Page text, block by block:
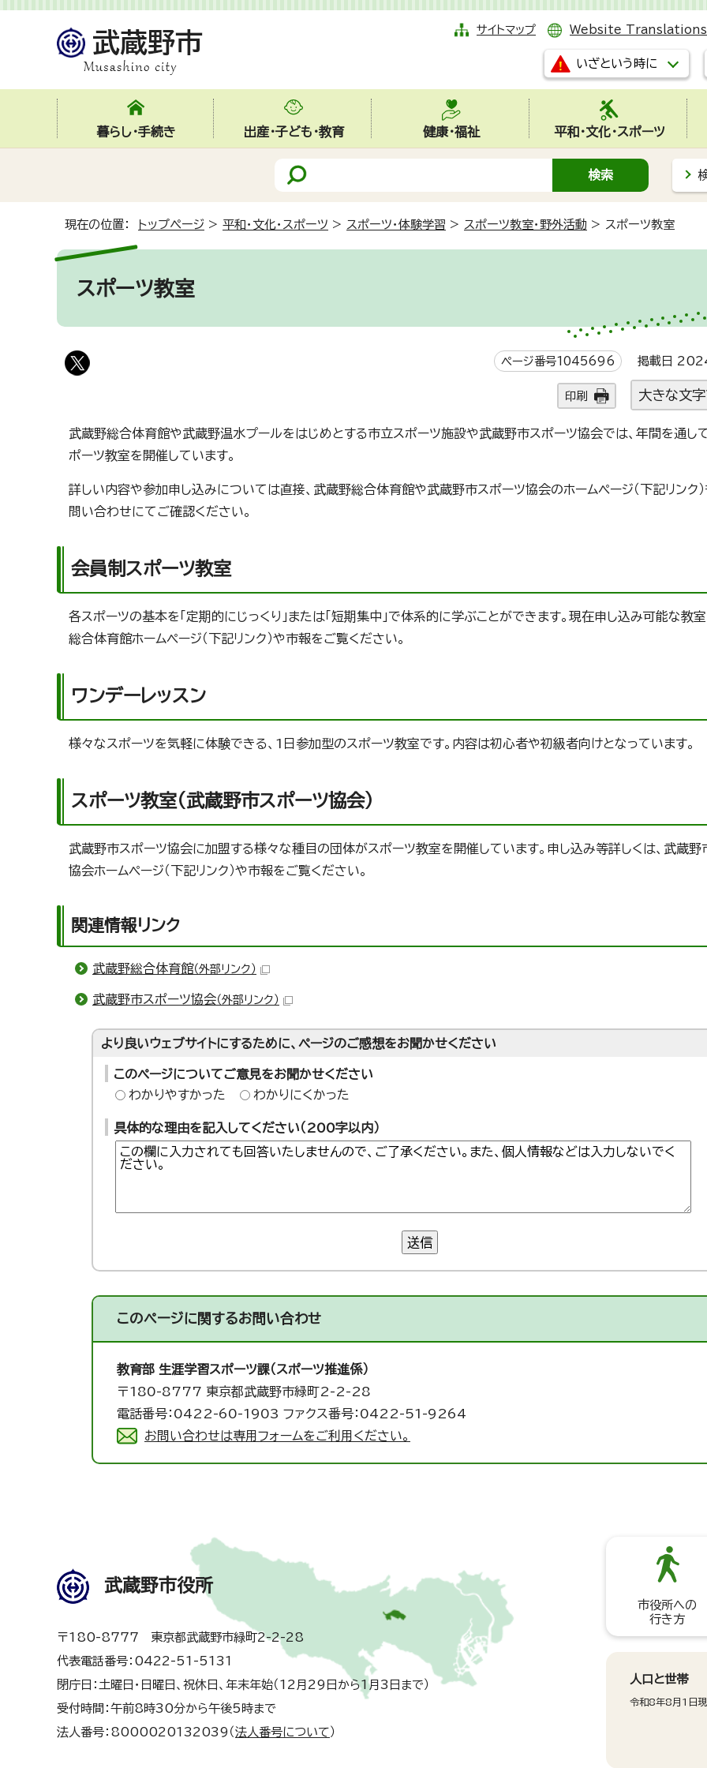
サイトマップ Website Translations
いざという時に
暮らし・手続き 出産・子ども・教育 健康・福祉 平和・文化・スポーツ
現在の位置： トップページ > 平和・文化・スポーツ > スポーツ・体験学習 > スポーツ教室・野外活動 > スポーツ教室
スポーツ教室
ページ番号1045696 掲載日
印刷 大きな文字
武蔵野総合体育館や武蔵野温水プールをはじめとする市立スポーツ施設や武蔵野市スポーツ協会では、年間を通し
ポーツ教室を開催しています。
詳しい内容や参加申し込みについては直接、武蔵野総合体育館や武蔵野市スポーツ協会のホームページ（下記リンク）
問い合わせにてご確認ください。
会員制スポーツ教室
各スポーツの基本を「定期的にじっくり」または「短期集中」で体系的に学ぶことができます。現在申し込み可能な教
総合体育館ホームページ（下記リンク）や市報をご覧ください。
ワンデーレッスン
様々なスポーツを気軽に体験できる、1日参加型のスポーツ教室です。内容は初心者や初級者向けとなっています。
スポーツ教室（武蔵野市スポーツ協会）
武蔵野市スポーツ協会に加盟する様々な種目の団体がスポーツ教室を開催しています。申し込み等詳しくは、武蔵野
協会ホームページ（下記リンク）や市報をご覧ください。
関連情報リンク
武蔵野総合体育館（外部リンク）
武蔵野市スポーツ協会（外部リンク）
より良いウェブサイトにするために、ページのご感想をお聞かせください
このページについてご意見をお聞かせください
わかりやすかった
わかりにくかった
具体的な理由を記入してください（200字以内）
送信
このページに関するお問い合わせ
教育部 生涯学習スポーツ課（スポーツ推進係）
〒180-8777 東京都武蔵野市緑町2-2-28
電話番号：0422-60-1903 ファクス番号：0422-51-9264
お問い合わせは専用フォームをご利用ください。
武蔵野市役所
〒180-8777 東京都武蔵野市緑町2-2-28
代表電話番号：0422-51-5131
閉庁日：土曜日・日曜日、祝休日、年末年始（12月29日から1月3日まで）
受付時間：午前8時30分から午後5時まで
法人番号：8000020132039（ 法人番号について ）
市役所への
行き方
人口と世帯
令和8年8月1日